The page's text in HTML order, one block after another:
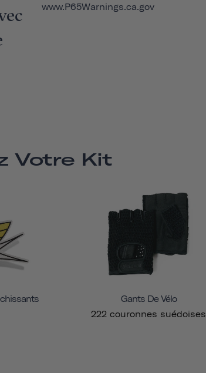
www.P65Warnings.ca.gov
Votre Kit
Gants De Vélo
222 couronnes suédoises